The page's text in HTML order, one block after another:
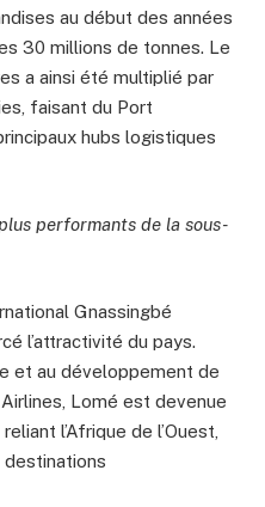
au début des années
30 millions de tonnes. Le
a ainsi été multiplié par
faisant du Port
hubs logistiques
performants de la sous-
Gnassingbé
l’attractivité du pays.
et au développement de
Lomé est devenue
l’Afrique de l’Ouest,
destinations